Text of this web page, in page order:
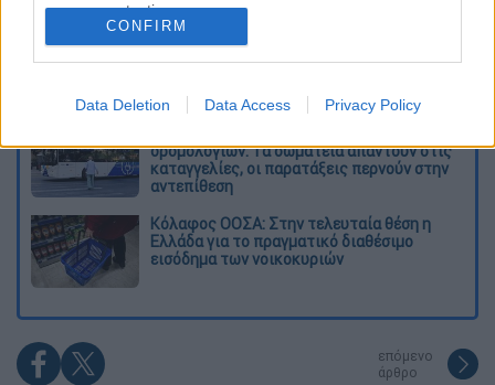
user protection.
CONFIRM
Data Deletion Data Access Privacy Policy
Σαν το τρομακτικό It: 15χρονο ντυμένος
κλόουν μαχαίρωσε μέχρι θανάτου
δρομολογίων: Τα σωματεία απαντούν στις
καταγγελίες, οι παρατάξεις περνούν στην
αντεπίθεση
Κόλαφος ΟΟΣΑ: Στην τελευταία θέση η
Ελλάδα για το πραγματικό διαθέσιμο
εισόδημα των νοικοκυριών
επόμενο
άρθρο